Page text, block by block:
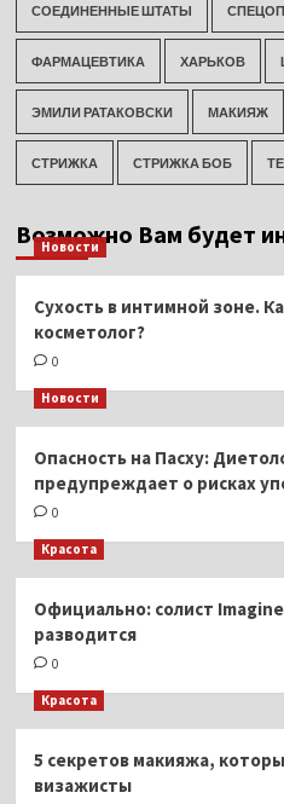
СОЕДИНЕННЫЕ ШТАТЫ
ФАРМАЦЕВТИКА ХАРЬКОВ
ЭМИЛИ РАТАКОВСКИ МАКИЯЖ
СТРИЖКА СТРИЖКА БОБ
Возможно Вам будет
Новости
Сухость в интимной зоне.
косметолог?
0
Новости
Опасность на Пасху:
предупреждает о рисках
0
Красота
Официально: солист
разводится
0
Красота
5 секретов макияжа,
визажисты